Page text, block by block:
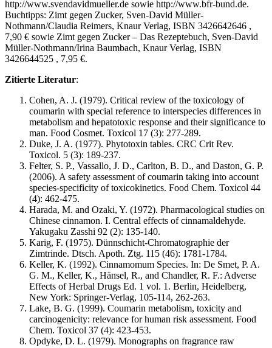
http://www.svendavidmueller.de sowie http://www.bfr-bund.de.
Buchtipps: Zimt gegen Zucker, Sven-David Müller-
Nothmann/Claudia Reimers, Knaur Verlag, ISBN 3426642646 ,
7,90 € sowie Zimt gegen Zucker – Das Rezeptebuch, Sven-David
Müller-Nothmann/Irina Baumbach, Knaur Verlag, ISBN
3426644525 , 7,95 €.
Zitierte Literatur:
Cohen, A. J. (1979). Critical review of the toxicology of
coumarin with special reference to interspecies differences in
metabolism and hepatotoxic response and their significance to
man. Food Cosmet. Toxicol 17 (3): 277-289.
Duke, J. A. (1977). Phytotoxin tables. CRC Crit Rev.
Toxicol. 5 (3): 189-237.
Felter, S. P., Vassallo, J. D., Carlton, B. D., and Daston, G. P.
(2006). A safety assessment of coumarin taking into account
species-specificity of toxicokinetics. Food Chem. Toxicol 44
(4): 462-475.
Harada, M. and Ozaki, Y. (1972). Pharmacological studies on
Chinese cinnamon. I. Central effects of cinnamaldehyde.
Yakugaku Zasshi 92 (2): 135-140.
Karig, F. (1975). Dünnschicht-Chromatographie der
Zimtrinde. Dtsch. Apoth. Ztg. 115 (46): 1781-1784.
Keller, K. (1992). Cinnamomum Species. In: De Smet, P. A.
G. M., Keller, K., Hänsel, R., and Chandler, R. F.: Adverse
Effects of Herbal Drugs Ed. 1 vol. 1. Berlin, Heidelberg,
New York: Springer-Verlag, 105-114, 262-263.
Lake, B. G. (1999). Coumarin metabolism, toxicity and
carcinogenicity: relevance for human risk assessment. Food
Chem. Toxicol 37 (4): 423-453.
Opdyke, D. L. (1979). Monographs on fragrance raw